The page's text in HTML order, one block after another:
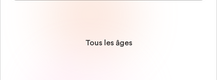
Tous les âges